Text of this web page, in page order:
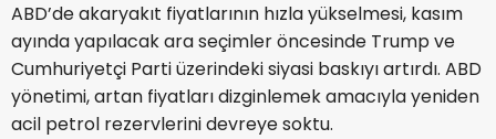
ABD’de akaryakıt fiyatlarının hızla yükselmesi, kasım
ayında yapılacak ara seçimler öncesinde Trump ve
Cumhuriyetçi Parti üzerindeki siyasi baskıyı artırdı. ABD
yönetimi, artan fiyatları dizginlemek amacıyla yeniden
acil petrol rezervlerini devreye soktu.